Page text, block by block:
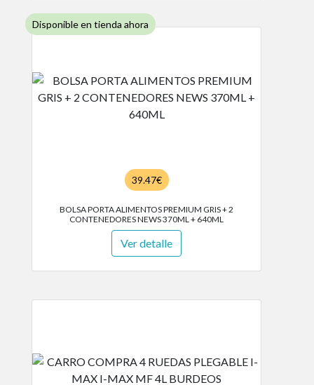
Disponible en tienda ahora
39.47€
BOLSA PORTA ALIMENTOS PREMIUM GRIS + 2
CONTENEDORES NEWS 370ML + 640ML
Ver detalle